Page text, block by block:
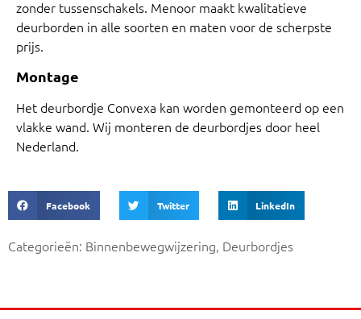
zonder tussenschakels. Menoor maakt kwalitatieve
deurborden in alle soorten en maten voor de scherpste
prijs.
Montage
Het deurbordje Convexa kan worden gemonteerd op een
vlakke wand. Wij monteren de deurbordjes door heel
Nederland.
Facebook Twitter LinkedIn
Categorieën: Binnenbewegwijzering, Deurbordjes